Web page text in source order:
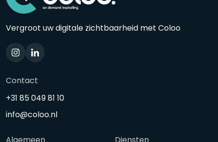
Vergroot uw digitale zichtbaarheid met Coloo
Contact
+31 85 049 81 10
info@coloo.nl
Algemeen
Diensten